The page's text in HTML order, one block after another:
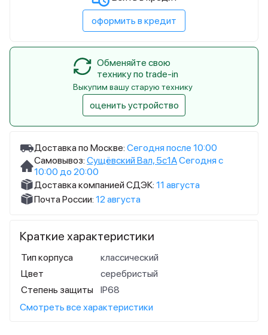
Доставка по Москве: Сегодня после 10:00
Самовывоз: Сущёвский Вал, 5с1АСегодня с
10:00 до 20:00
Доставка компанией СДЭК: 11 августа
Почта России: 12 августа
Краткие характеристики
Тип корпуса
классический
Цвет
серебристый
Степень защиты
IP68
Смотреть все характеристики
оформить в кредит
Обменяйте свою
технику по trade-in
Выкупим вашу старую технику
оценить устройство